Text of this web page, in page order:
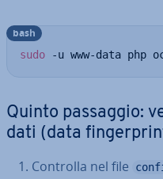
sudo -u www-data php
bash
Quinto passaggio:
dati (data
Controlla nel file